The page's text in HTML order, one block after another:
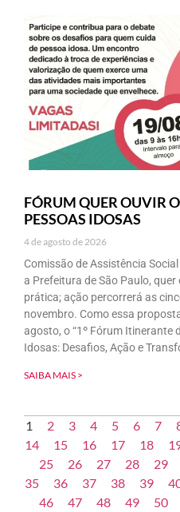
FÓRUM QUER OUVIR
PESSOAS IDOSAS
4 de agosto de 2026
Comissão de Assistência
a Prefeitura de São Paulo,
prática; ação percorrerá as
novembro. Como essa
agosto, o “1º Fórum Itinerante
Idosas: Desafios, Ação e
SAIBA MAIS >
1 2 3 4 5 6 7
14
15 16 17 18
25
26 27 28 29
35
36 37 38 39
46
47 48 49 50